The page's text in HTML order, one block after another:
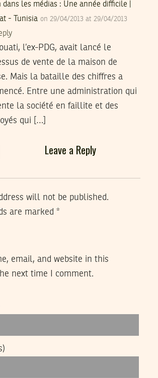
dans les médias : Une année difficile |
- Tunisia on 29/04/2013 at 29/04/2013
l’ex-PDG, avait lancé le
de vente de la maison de
Mais la bataille des chiffres a
Entre une administration qui
la société en faillite et des
qui […]
Leave a Reply
will not be published.
are marked *
email, and website in this
next time I comment.